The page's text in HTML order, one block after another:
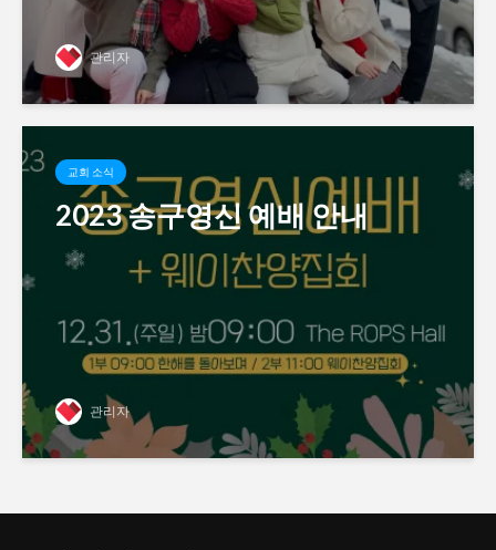
관리자
교회 소식
2023 송구영신 예배 안내
관리자